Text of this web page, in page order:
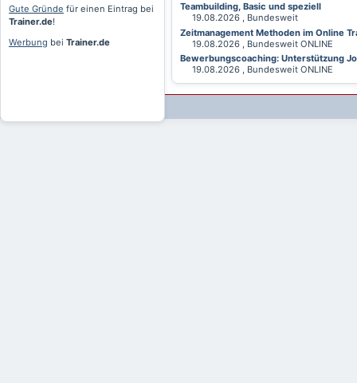
Gute Gründe für einen Eintrag bei
Trainer.de!
Werbung bei Trainer.de
Teambuilding, Basic und speziell
19.08.2026 , Bundesweit
Zeitmanagement Methoden im Online
19.08.2026 , Bundesweit ONLINE
Bewerbungscoaching: Unterstützung
19.08.2026 , Bundesweit ONLINE